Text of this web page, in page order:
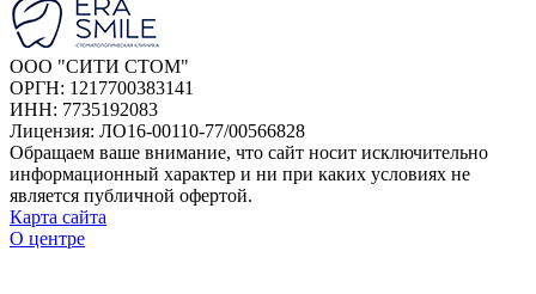
ООО "СИТИ СТОМ"
ОРГН: 1217700383141
ИНН: 7735192083
Лицензия: ЛО16-00110-77/00566828
Обращаем ваше внимание, что сайт носит исключительно
информационный характер и ни при каких условиях не
является публичной офертой.
Карта сайта
О центре